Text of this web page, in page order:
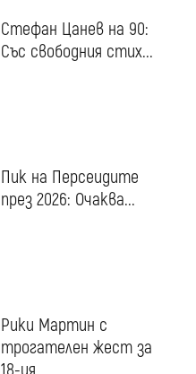
Стефан Цанев на 90:
Със свободния стих...
Пик на Персеидите
през 2026: Очаква...
Рики Мартин с
трогателен жест за